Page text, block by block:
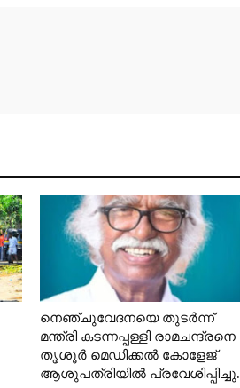
നെഞ്ചുവേദനയെ തുടർന്ന്
മന്ത്രി കടന്നപ്പള്ളി രാമചന്ദ്രനെ
തൃശൂർ മെഡിക്കൽ കോളേജ്
ആശുപത്രിയിൽ പ്രവേശിപ്പിച്ചു.